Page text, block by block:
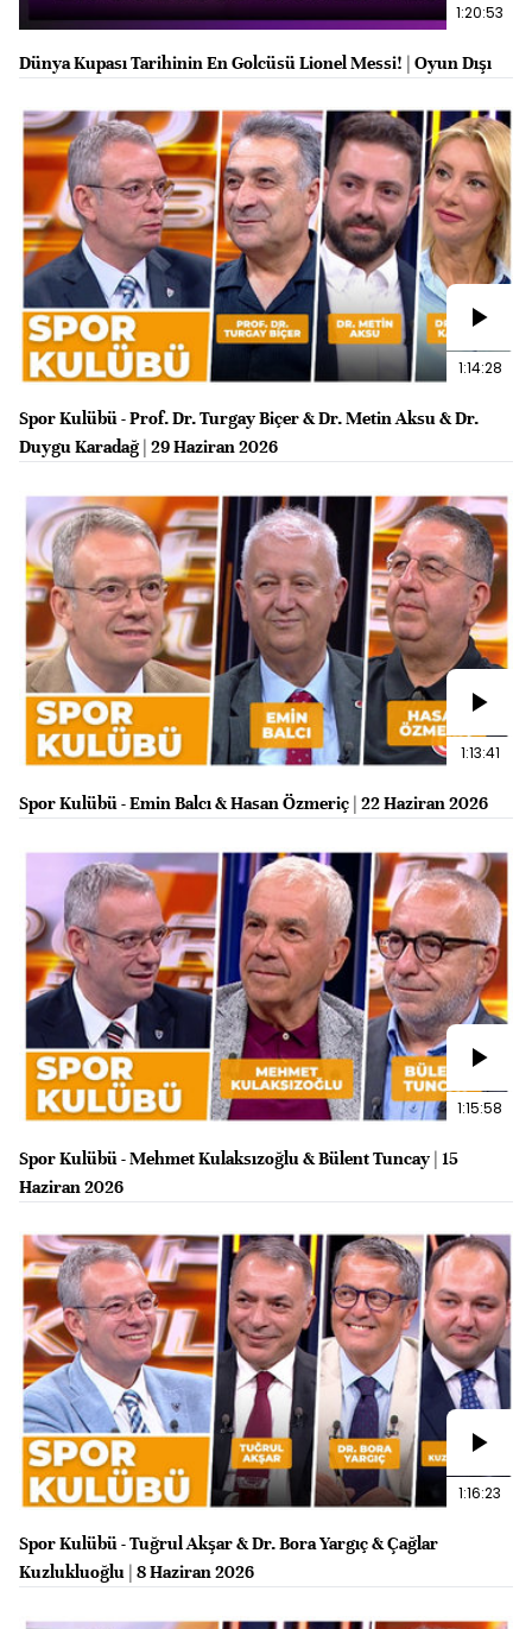
1:20:53
Dünya Kupası Tarihinin En Golcüsü Lionel Messi! | Oyun Dışı
1:14:28
Spor Kulübü - Prof. Dr. Turgay Biçer & Dr. Metin Aksu & Dr.
Duygu Karadağ | 29 Haziran 2026
1:13:41
Spor Kulübü - Emin Balcı & Hasan Özmeriç | 22 Haziran 2026
1:15:58
Spor Kulübü - Mehmet Kulaksızoğlu & Bülent Tuncay | 15
Haziran 2026
1:16:23
Spor Kulübü - Tuğrul Akşar & Dr. Bora Yargıç & Çağlar
Kuzlukluoğlu | 8 Haziran 2026